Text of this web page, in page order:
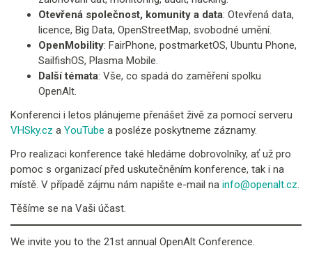
Otevřená společnost, komunity a data: Otevřená data,
licence, Big Data, OpenStreetMap, svobodné umění.
OpenMobility: FairPhone, postmarketOS, Ubuntu Phone,
SailfishOS, Plasma Mobile.
Další témata: Vše, co spadá do zaměření spolku
OpenAlt.​
Konferenci i letos plánujeme přenášet živě za pomocí serveru
VHSky.cz a YouTube a posléze poskytneme záznamy.
Pro realizaci konference také hledáme dobrovolníky, ať už pro
pomoc s organizací před uskutečněním konference, tak i na
místě. V případě zájmu nám napište e-mail na info@openalt.cz.
Těšíme se na Vaši účast.
We invite you to the 21st annual OpenAlt Conference.